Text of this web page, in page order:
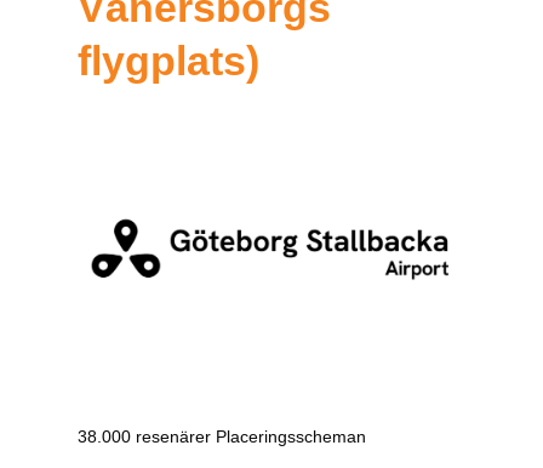
flygplats)
38.000 resenärer Placeringsscheman